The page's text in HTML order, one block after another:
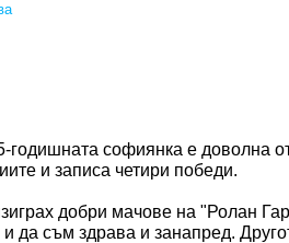
годишната софиянка е доволна
и записа четири победи.
добри мачове на "Ролан
и да съм здрава и занапред.